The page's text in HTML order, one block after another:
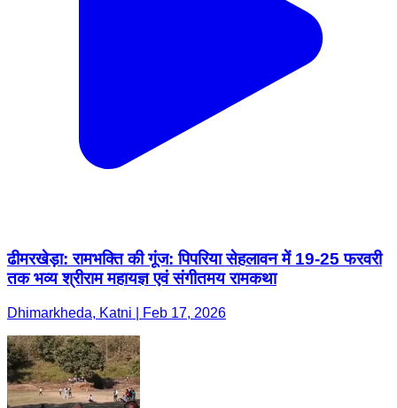
ढीमरखेड़ा: रामभक्ति की गूंज: पिपरिया सेहलावन में 19-25 फरवरी
तक भव्य श्रीराम महायज्ञ एवं संगीतमय रामकथा
Dhimarkheda, Katni | Feb 17, 2026